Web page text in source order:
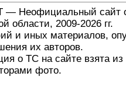
сайт
области, 2009-2026 гг.
и иных материалов,
их авторов.
о ТС на сайте взята из
фото.